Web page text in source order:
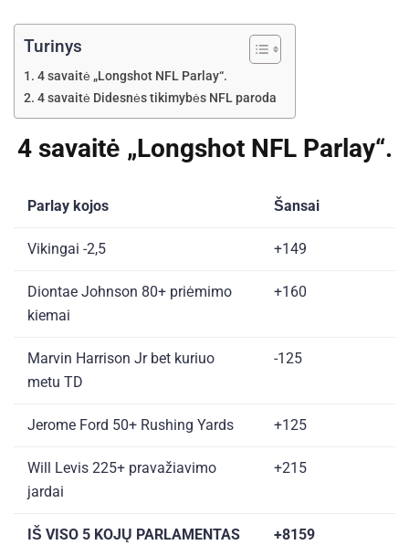
Turinys
4 savaitė „Longshot NFL Parlay“.
4 savaitė Didesnės tikimybės NFL paroda
4 savaitė „Longshot NFL Parlay“.
Parlay kojos Šansai
Vikingai -2,5 +149
Diontae Johnson 80+ priėmimo
kiemai
+160
Marvin Harrison Jr bet kuriuo
metu TD
-125
Jerome Ford 50+ Rushing Yards +125
Will Levis 225+ pravažiavimo
jardai
+215
IŠ VISO 5 KOJŲ PARLAMENTAS
+8159